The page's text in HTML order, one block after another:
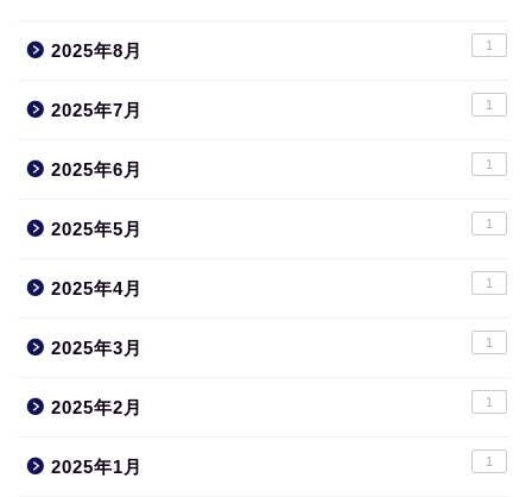
2025年8月 1
2025年7月 1
2025年6月 1
2025年5月 1
2025年4月 1
2025年3月 1
2025年2月 1
2025年1月 1